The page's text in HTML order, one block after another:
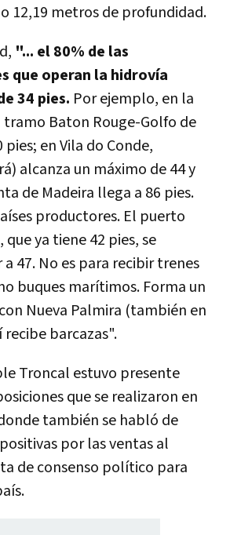
12,19 metros de profundidad.
"... el 80% de las
que operan la hidrovía
34 pies. Por ejemplo, en la
tramo Baton Rouge-Golfo de
pies; en Vila do Conde,
alcanza un máximo de 44 y
de Madeira llega a 86 pies.
productores. El puerto
ya tiene 42 pies, se
47. No es para recibir trenes
buques marítimos. Forma un
Nueva Palmira (también en
recibe barcazas".
Troncal estuvo presente
que se realizaron en
también se habló de
por las ventas al
de consenso político para